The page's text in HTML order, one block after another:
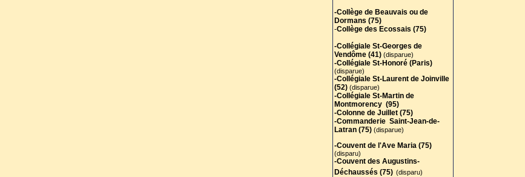
-Collège de Beauvais ou de
Dormans (75)
-Collège des Ecossais (75)
-Collégiale St-Georges de
Vendôme (41) (disparue)
-Collégiale St-Honoré (Paris)
(disparue)
-Collégiale St-Laurent de Joinville
(52) (disparue)
-Collégiale St-Martin de
Montmorency (95)
-Colonne de Juillet (75)
-Commanderie Saint-Jean-de-
Latran (75) (disparue)
-Couvent de l'Ave Maria (75)
(disparu)
-Couvent des Augustins-
Déchaussés (75) (disparu)